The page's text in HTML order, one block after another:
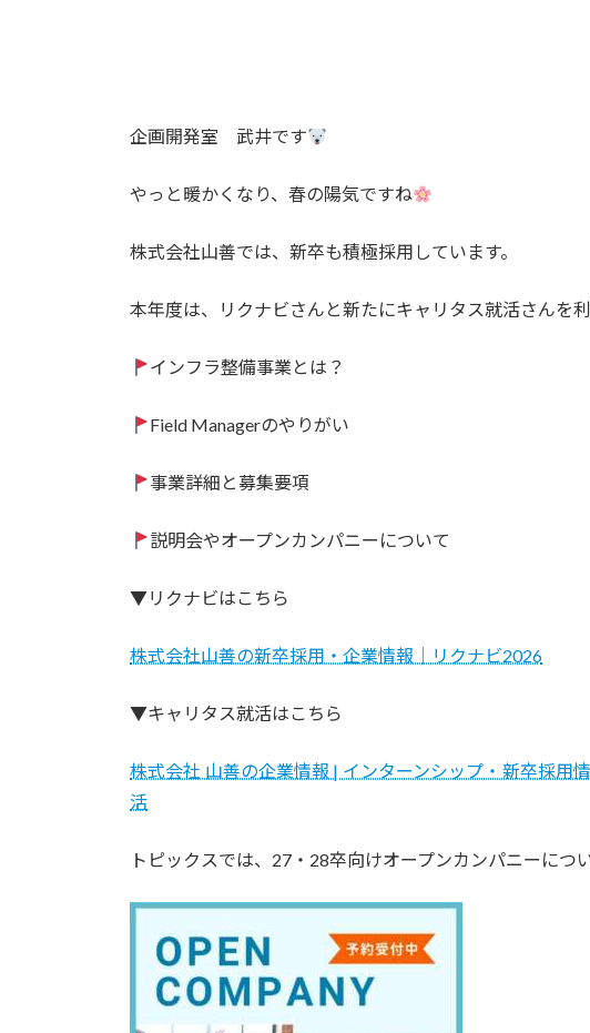
企画開発室 武井です
やっと暖かくなり、春の陽気ですね
株式会社山善では、新卒も積極採用しています。
本年度は、リクナビさんと新たにキャリタス就活さんを
インフラ整備事業とは？
Field Managerのやりがい
事業詳細と募集要項
説明会やオープンカンパニーについて
▼リクナビはこちら
株式会社山善の新卒採用・企業情報｜リクナビ2026
▼キャリタス就活はこちら
株式会社 山善の企業情報 | インターンシップ・新卒採用
活
トピックスでは、27・28卒向けオープンカンパニーにつ